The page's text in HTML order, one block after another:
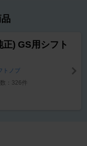
正) GS用シフト
トノブ
：326件